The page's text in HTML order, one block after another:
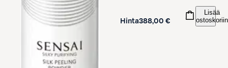
Hinta388,00 €
Lisää
ostoskoriin